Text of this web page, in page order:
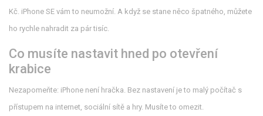
Kč. iPhone SE vám to neumožní. A když se stane něco špatného, můžete
ho rychle nahradit za pár tisíc.
Co musíte nastavit hned po otevření
krabice
Nezapomeňte: iPhone není hračka. Bez nastavení je to malý počítač s
přístupem na internet, sociální sítě a hry. Musíte to omezit.